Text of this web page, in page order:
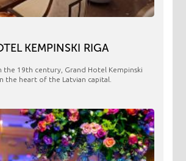
KEMPINSKI RIGA
the 19th century, Grand Hotel Kempinski
the heart of the Latvian capital.